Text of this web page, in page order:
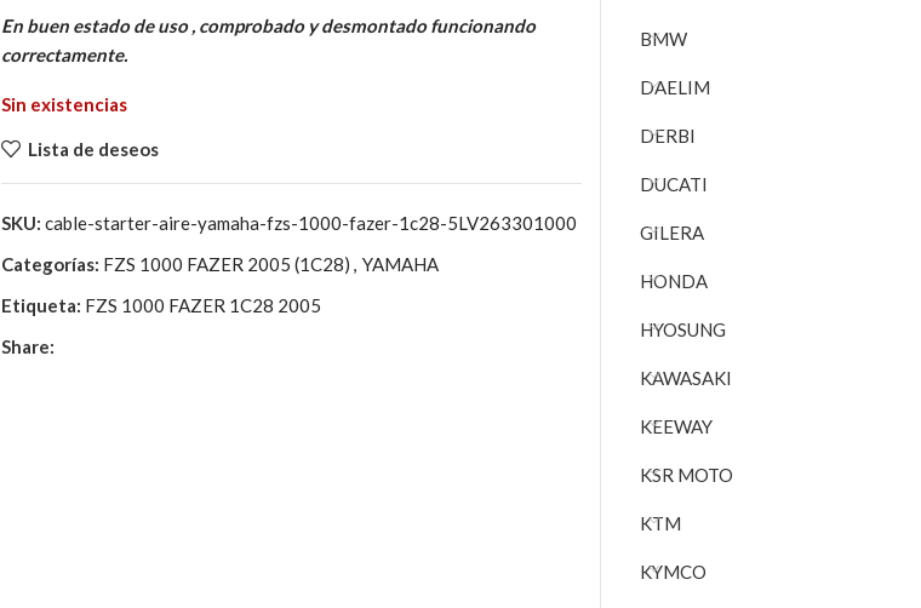
original
era:
37,75€.
actual
En buen estado de uso , comprobado y desmontado funcionando
correctamente.
Sin existencias
Lista de deseos
SKU:cable-starter-aire-yamaha-fzs-1000-fazer-1c28-5LV263301000
Categorías: FZS 1000 FAZER 2005 (1C28) , YAMAHA
Etiqueta: FZS 1000 FAZER 1C28 2005
Share:
BMW
DAELIM
DERBI
DUCATI
GILERA
HONDA
HYOSUNG
KAWASAKI
KEEWAY
KSR MOTO
KTM
KYMCO